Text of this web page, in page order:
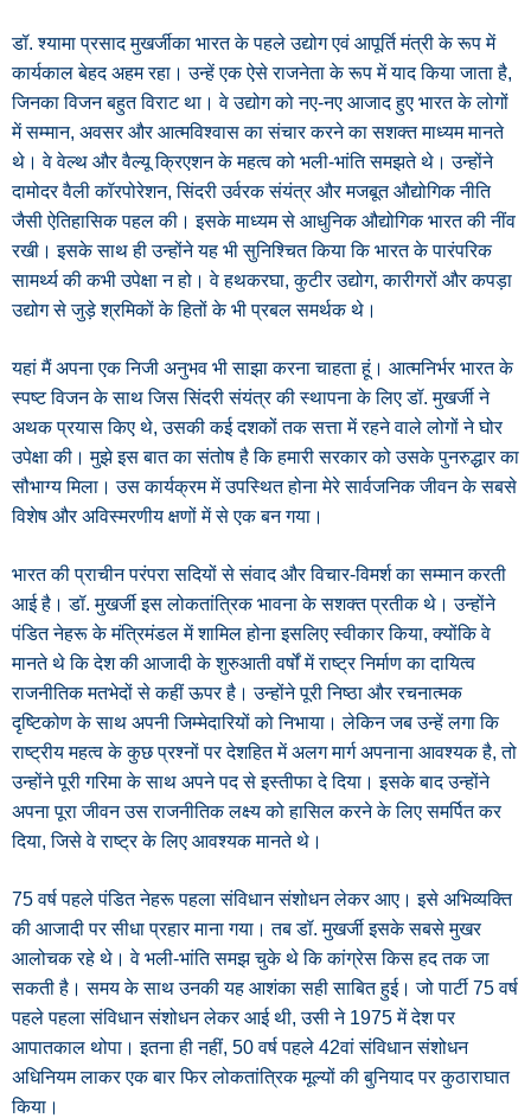
डॉ. श्यामा प्रसाद मुखर्जीका भारत के पहले उद्योग एवं आपूर्ति मंत्री के रूप में
कार्यकाल बेहद अहम रहा। उन्हें एक ऐसे राजनेता के रूप में याद किया जाता है,
जिनका विजन बहुत विराट था। वे उद्योग को नए-नए आजाद हुए भारत के लोगों
में सम्मान, अवसर और आत्मविश्वास का संचार करने का सशक्त माध्यम मानते
थे। वे वेल्थ और वैल्यू क्रिएशन के महत्व को भली-भांति समझते थे। उन्होंने
दामोदर वैली कॉरपोरेशन, सिंदरी उर्वरक संयंत्र और मजबूत औद्योगिक नीति
जैसी ऐतिहासिक पहल की। इसके माध्यम से आधुनिक औद्योगिक भारत की नींव
रखी। इसके साथ ही उन्होंने यह भी सुनिश्चित किया कि भारत के पारंपरिक
सामर्थ्य की कभी उपेक्षा न हो। वे हथकरघा, कुटीर उद्योग, कारीगरों और कपड़ा
उद्योग से जुड़े श्रमिकों के हितों के भी प्रबल समर्थक थे।
यहां मैं अपना एक निजी अनुभव भी साझा करना चाहता हूं। आत्मनिर्भर भारत के
स्पष्ट विजन के साथ जिस सिंदरी संयंत्र की स्थापना के लिए डॉ. मुखर्जी ने
अथक प्रयास किए थे, उसकी कई दशकों तक सत्ता में रहने वाले लोगों ने घोर
उपेक्षा की। मुझे इस बात का संतोष है कि हमारी सरकार को उसके पुनरुद्धार का
सौभाग्य मिला। उस कार्यक्रम में उपस्थित होना मेरे सार्वजनिक जीवन के सबसे
विशेष और अविस्मरणीय क्षणों में से एक बन गया।
भारत की प्राचीन परंपरा सदियों से संवाद और विचार-विमर्श का सम्मान करती
आई है। डॉ. मुखर्जी इस लोकतांत्रिक भावना के सशक्त प्रतीक थे। उन्होंने
पंडित नेहरू के मंत्रिमंडल में शामिल होना इसलिए स्वीकार किया, क्योंकि वे
मानते थे कि देश की आजादी के शुरुआती वर्षों में राष्ट्र निर्माण का दायित्व
राजनीतिक मतभेदों से कहीं ऊपर है। उन्होंने पूरी निष्ठा और रचनात्मक
दृष्टिकोण के साथ अपनी जिम्मेदारियों को निभाया। लेकिन जब उन्हें लगा कि
राष्ट्रीय महत्व के कुछ प्रश्नों पर देशहित में अलग मार्ग अपनाना आवश्यक है, तो
उन्होंने पूरी गरिमा के साथ अपने पद से इस्तीफा दे दिया। इसके बाद उन्होंने
अपना पूरा जीवन उस राजनीतिक लक्ष्य को हासिल करने के लिए समर्पित कर
दिया, जिसे वे राष्ट्र के लिए आवश्यक मानते थे।
75 वर्ष पहले पंडित नेहरू पहला संविधान संशोधन लेकर आए। इसे अभिव्यक्ति
की आजादी पर सीधा प्रहार माना गया। तब डॉ. मुखर्जी इसके सबसे मुखर
आलोचक रहे थे। वे भली-भांति समझ चुके थे कि कांग्रेस किस हद तक जा
सकती है। समय के साथ उनकी यह आशंका सही साबित हुई। जो पार्टी 75 वर्ष
पहले पहला संविधान संशोधन लेकर आई थी, उसी ने 1975 में देश पर
आपातकाल थोपा। इतना ही नहीं, 50 वर्ष पहले 42वां संविधान संशोधन
अधिनियम लाकर एक बार फिर लोकतांत्रिक मूल्यों की बुनियाद पर कुठाराघात
किया।